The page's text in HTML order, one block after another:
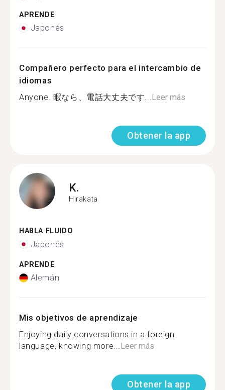
APRENDE
Japonés
Compañero perfecto para el intercambio de
idiomas
Anyone. 暇なら、電話大丈夫です...Leer más
Obtener la app
K.
Hirakata
HABLA FLUIDO
Japonés
APRENDE
Alemán
Mis objetivos de aprendizaje
Enjoying daily conversations in a foreign
language, knowing more...Leer más
Obtener la app